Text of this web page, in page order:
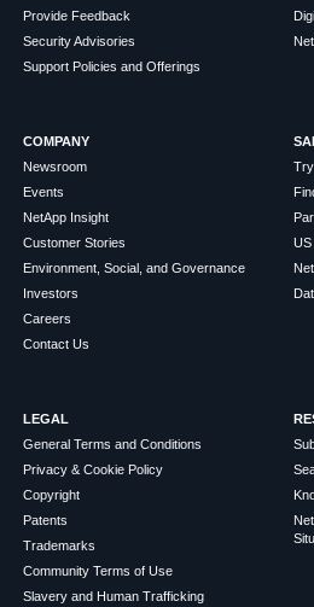
Provide Feedback
Security Advisories
Support Policies and Offerings
COMPANY
Newsroom
Events
NetApp Insight
Customer Stories
Environment, Social, and Governance
Investors
Careers
Contact Us
US
LEGAL
General Terms and Conditions
Privacy & Cookie Policy
Copyright
Patents
Trademarks
Community Terms of Use
Slavery and Human Trafficking